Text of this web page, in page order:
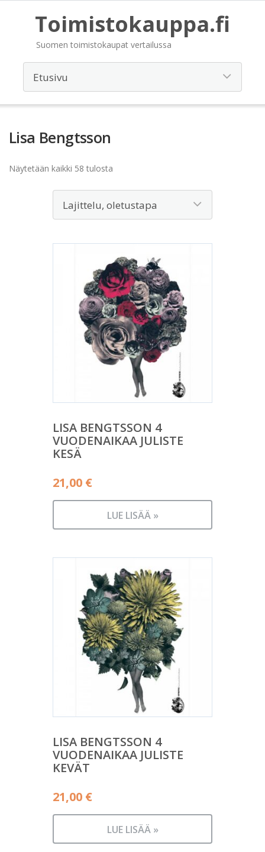
Toimistokauppa.fi
Suomen toimistokaupat vertailussa
Lisa Bengtsson
Näytetään kaikki 58 tulosta
LISA BENGTSSON 4
VUODENAIKAA JULISTE
KESÄ
21,00 €
LUE LISÄÄ »
LISA BENGTSSON 4
VUODENAIKAA JULISTE
KEVÄT
21,00 €
LUE LISÄÄ »